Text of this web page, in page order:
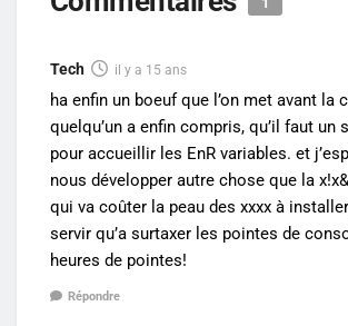
Tech il y a 15 ans
ha enfin un boeuf que l’on met avant la
quelqu’un a enfin compris, qu’il faut un
pour accueillir les EnR variables. et
nous développer autre chose que la
qui va coûter la peau des xxxx à
servir qu’a surtaxer les pointes de
heures de pointes!
Répondre